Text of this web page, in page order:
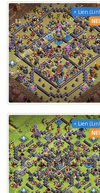
+ Lien
+ Lien